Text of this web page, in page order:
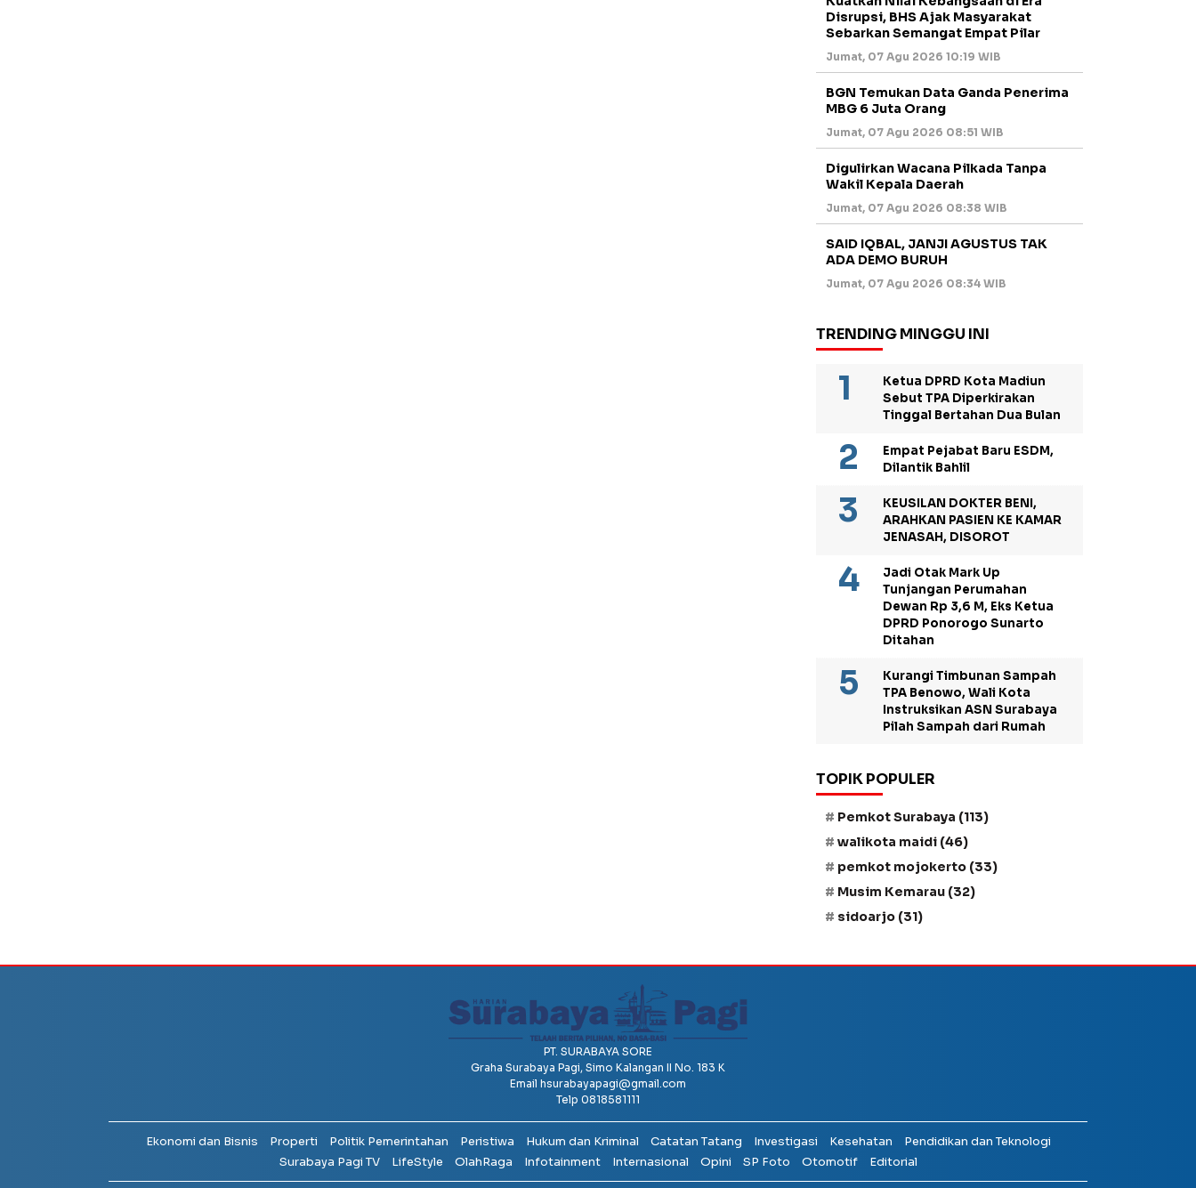
Disrupsi, BHS Ajak Masyarakat
Sebarkan Semangat Empat Pilar
Jumat, 07 Agu 2026 10:19 WIB
BGN Temukan Data Ganda Penerima
MBG 6 Juta Orang
Jumat, 07 Agu 2026 08:51 WIB
Digulirkan Wacana Pilkada Tanpa
Wakil Kepala Daerah
Jumat, 07 Agu 2026 08:38 WIB
SAID IQBAL, JANJI AGUSTUS TAK
ADA DEMO BURUH
Jumat, 07 Agu 2026 08:34 WIB
TRENDING MINGGU INI
Ketua DPRD Kota Madiun
Sebut TPA Diperkirakan
Tinggal Bertahan Dua Bulan
Empat Pejabat Baru ESDM,
Dilantik Bahlil
KEUSILAN DOKTER BENI,
ARAHKAN PASIEN KE KAMAR
JENASAH, DISOROT
Jadi Otak Mark Up
Tunjangan Perumahan
Dewan Rp 3,6 M, Eks Ketua
DPRD Ponorogo Sunarto
Ditahan
Kurangi Timbunan Sampah
TPA Benowo, Wali Kota
Instruksikan ASN Surabaya
Pilah Sampah dari Rumah
TOPIK POPULER
Pemkot Surabaya (113)
walikota maidi (46)
pemkot mojokerto (33)
Musim Kemarau (32)
sidoarjo (31)
PT. SURABAYA SORE
Graha Surabaya Pagi, Simo Kalangan II No. 183 K
Email hsurabayapagi@gmail.com
Telp 0818581111
Ekonomi dan Bisnis Properti Politik Pemerintahan Peristiwa Hukum dan Kriminal Catatan Tatang Investigasi Kesehatan
Pendidikan dan Teknologi
Surabaya Pagi TV
LifeStyle OlahRaga Infotainment Internasional Opini SP Foto Otomotif Editorial